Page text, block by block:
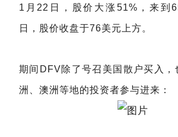
1月22日，股价大涨51%，来到
日，股价收盘于76美元上方。
期间DFV除了号召美国散户买入，
洲、澳洲等地的投资者参与进来：